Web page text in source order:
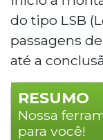
do tipo LSB
passagens
até a
RESUMO
Nossa
para você!